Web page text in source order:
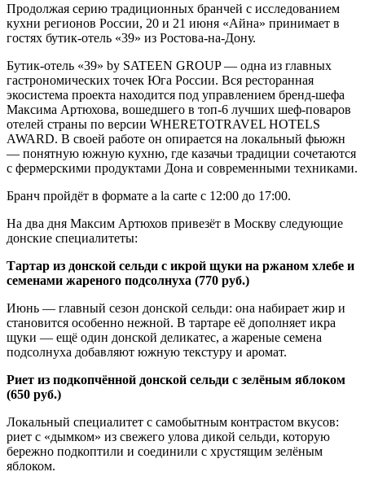
Продолжая серию традиционных бранчей с исследованием
кухни регионов России, 20 и 21 июня «Айна» принимает в
гостях бутик-отель «39» из Ростова-на-Дону.
Бутик-отель «39» by SATEEN GROUP — одна из главных
гастрономических точек Юга России. Вся ресторанная
экосистема проекта находится под управлением бренд-шефа
Максима Артюхова, вошедшего в топ-6 лучших шеф-поваров
отелей страны по версии WHERETOTRAVEL HOTELS
AWARD. В своей работе он опирается на локальный фьюжн
— понятную южную кухню, где казачьи традиции сочетаются
с фермерскими продуктами Дона и современными техниками.
Бранч пройдёт в формате a la carte с 12:00 до 17:00.
На два дня Максим Артюхов привезёт в Москву следующие
донские специалитеты:
Тартар из донской сельди с икрой щуки на ржаном хлебе и
семенами жареного подсолнуха (770 руб.)
Июнь — главный сезон донской сельди: она набирает жир и
становится особенно нежной. В тартаре её дополняет икра
щуки — ещё один донской деликатес, а жареные семена
подсолнуха добавляют южную текстуру и аромат.
Риет из подкопчённой донской сельди с зелёным яблоком
(650 руб.)
Локальный специалитет с самобытным контрастом вкусов:
риет с «дымком» из свежего улова дикой сельди, которую
бережно подкоптили и соединили с хрустящим зелёным
яблоком.